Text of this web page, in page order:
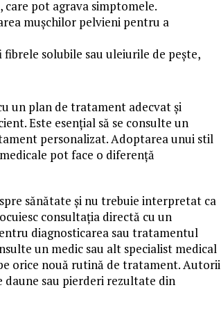
care pot agrava simptomele.
mușchilor pelvieni pentru a
solubile sau uleiurile de pește,
un plan de tratament adecvat și
Este esențial să se consulte un
personalizat. Adoptarea unui stil
pot face o diferență
sănătate și nu trebuie interpretat ca
consultația directă cu un
diagnosticarea sau tratamentul
un medic sau alt specialist medical
orice nouă rutină de tratament. Autorii
sau pierderi rezultate din